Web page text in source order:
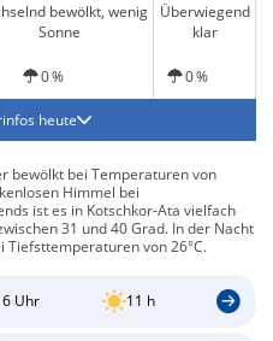
bewölkt, wenig
Sonne
Überwiegend
klar
0 % 0 %
heute
bewölkt bei Temperaturen von
Himmel bei
ist es in Kotschkor-Ata vielfach
31 und 40 Grad. In der Nacht
Tiefsttemperaturen von 26°C.
Uhr 11 h